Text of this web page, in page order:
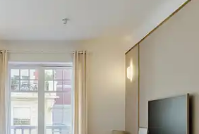
Jardin
Moderno contemporáneo
Casa con vistas a la montaña
Plage à pied